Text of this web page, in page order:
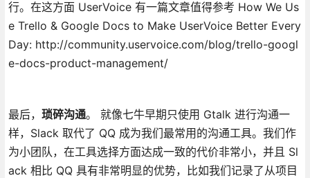
行。在这方面 UserVoice 有一篇文章值得参考 How We Us
e Trello & Google Docs to Make UserVoice Better Every
Day: http://community.uservoice.com/blog/trello-googl
e-docs-product-management/
最后， 琐碎沟通。 就像七牛早期只使用 Gtalk 进行沟通一
样，Slack 取代了 QQ 成为我们最常用的沟通工具。我们作
为小团队，在工具选择方面达成一致的代价非常小，并且 Sl
ack 相比 QQ 具有非常明显的优势，比如我们记录了从项目